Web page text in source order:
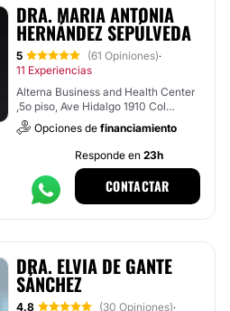
DRA. MARIA ANTONIA
HERNÁNDEZ SEPÚLVEDA
5 (61 Opiniones)·
11 Experiencias
Alterna Business and Health Center
,5o piso, Ave Hidalgo 1910 Col
obispado,, Monterrey
Opciones de financiamiento
Responde en 23h
CONTACTAR
DRA. ELVIA DE GANTE
SÁNCHEZ
4.8 (30 Opiniones)·